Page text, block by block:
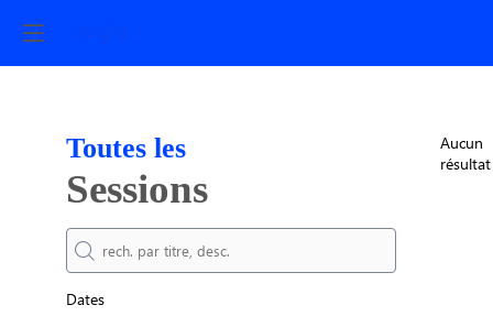
Toutes les
Sessions
Dates
Aucun
résultat